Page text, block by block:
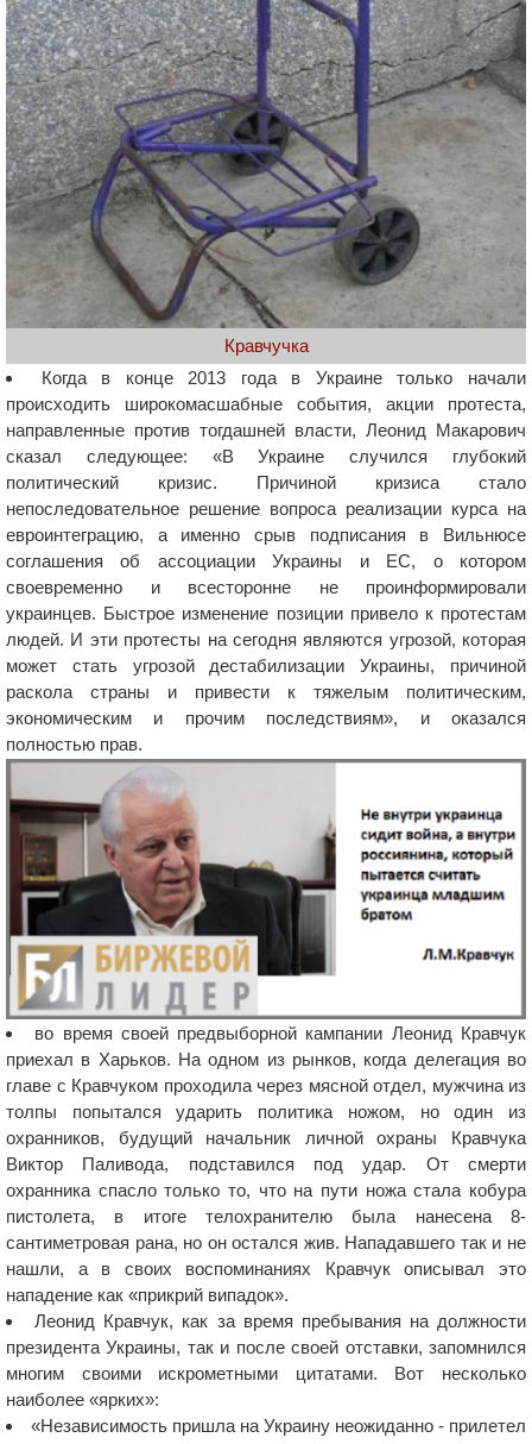
Кравчучка
Когда в конце 2013 года в Украине только начали
происходить широкомасшабные события, акции протеста,
направленные против тогдашней власти, Леонид Макарович
сказал следующее: «В Украине случился глубокий
политический кризис. Причиной кризиса стало
непоследовательное решение вопроса реализации курса на
евроинтеграцию, а именно срыв подписания в Вильнюсе
соглашения об ассоциации Украины и ЕС, о котором
своевременно и всесторонне не проинформировали
украинцев. Быстрое изменение позиции привело к протестам
людей. И эти протесты на сегодня являются угрозой, которая
может стать угрозой дестабилизации Украины, причиной
раскола страны и привести к тяжелым политическим,
экономическим и прочим последствиям», и оказался
полностью прав.
во время своей предвыборной кампании Леонид Кравчук
приехал в Харьков. На одном из рынков, когда делегация во
главе с Кравчуком проходила через мясной отдел, мужчина из
толпы попытался ударить политика ножом, но один из
охранников, будущий начальник личной охраны Кравчука
Виктор Паливода, подставился под удар. От смерти
охранника спасло только то, что на пути ножа стала кобура
пистолета, в итоге телохранителю была нанесена 8-
сантиметровая рана, но он остался жив. Нападавшего так и не
нашли, а в своих воспоминаниях Кравчук описывал это
нападение как «прикрий випадок».
Леонид Кравчук, как за время пребывания на должности
президента Украины, так и после своей отставки, запомнился
многим своими искрометными цитатами. Вот несколько
наиболее «ярких»:
«Независимость пришла на Украину неожиданно - прилетел